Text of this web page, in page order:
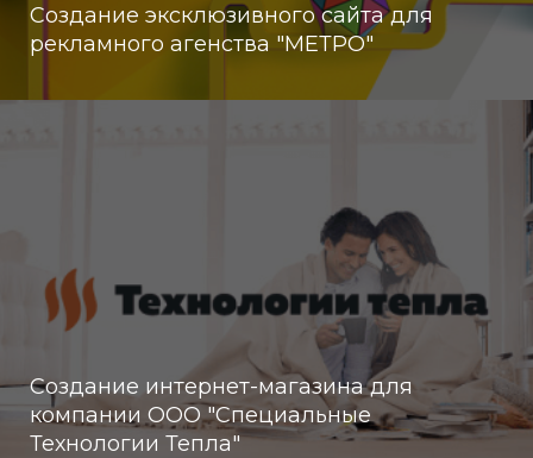
Создание эксклюзивного сайта для
рекламного агенства "МЕТРО"
Создание интернет-магазина для
компании ООО "Cпециальные
Технологии Тепла"